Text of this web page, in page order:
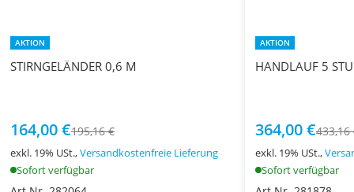
AKTION
STIRNGELÄNDER 0,6 M
164,00 €195,16 €
exkl. 19% USt.,Versandkostenfreie Lieferung
Sofort verfügbar
AKTION
HANDLAUF 5
364,00 €433,16
exkl. 19% USt.,
Sofort verfügbar